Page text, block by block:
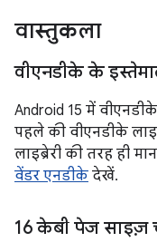
वास्तुकला
वीएनडीके के
Android 15 में
पहले की वीएनडीके
लाइब्रेरी की तरह ही
वेंडर एनडीके देखें.
16 केबी पेज साइज़